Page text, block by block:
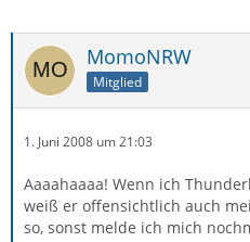
MomoNRW
Mitglied
1. Juni 2008 um 21:03
Aaaahaaaa! Wenn ich
weiß er offensichtlich auch
so, sonst melde ich mich